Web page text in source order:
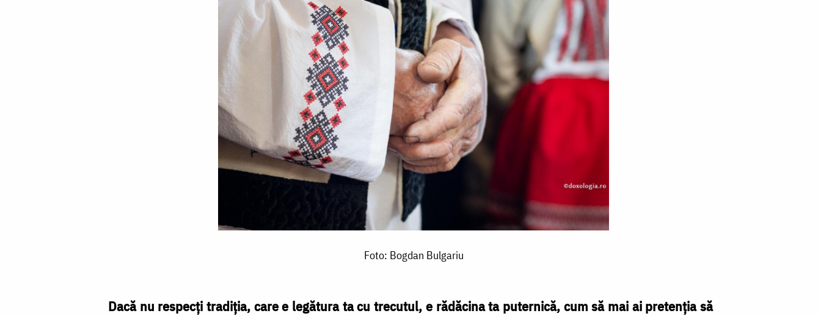
Foto: Bogdan Bulgariu
Dacă nu respecţi tradiţia, care e legătura ta cu trecutul, e rădăcina ta puternică, cum să mai ai pretenţia să